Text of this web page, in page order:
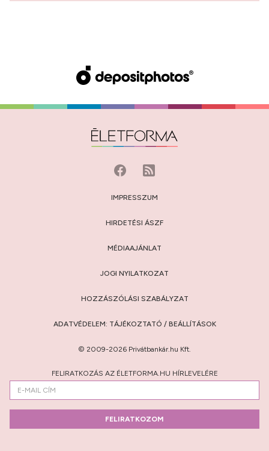
IMPRESSZUM
HIRDETÉSI ÁSZF
MÉDIAAJÁNLAT
JOGI NYILATKOZAT
HOZZÁSZÓLÁSI SZABÁLYZAT
ADATVÉDELEM: TÁJÉKOZTATÓ / BEÁLLÍTÁSOK
© 2009-2026 Privátbankár.hu Kft.
FELIRATKOZÁS AZ ÉLETFORMA.HU HÍRLEVELÉRE
FELIRATKOZOM